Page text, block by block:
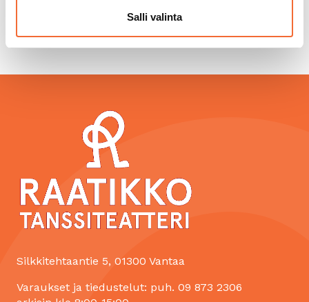
Salli valinta
Silkkitehtaantie 5, 01300 Vantaa
Varaukset ja tiedustelut: puh. 09 873 2306